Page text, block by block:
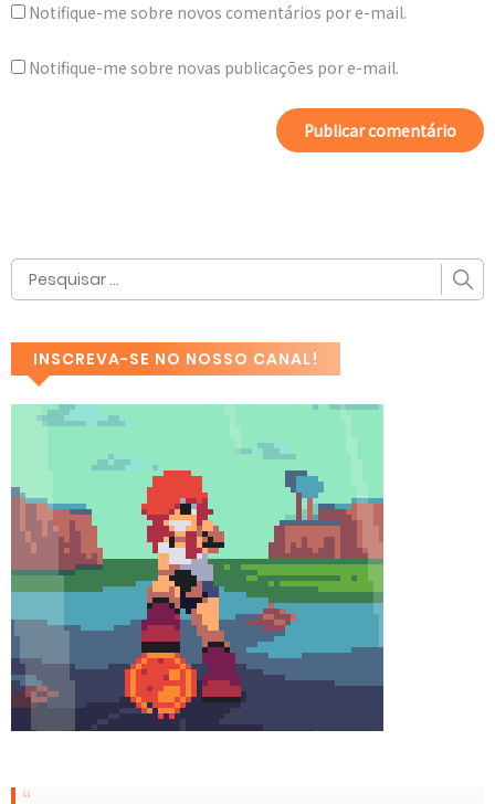
Notifique-me sobre novos comentários por e-mail.
Notifique-me sobre novas publicações por e-mail.
INSCREVA-SE NO NOSSO CANAL!